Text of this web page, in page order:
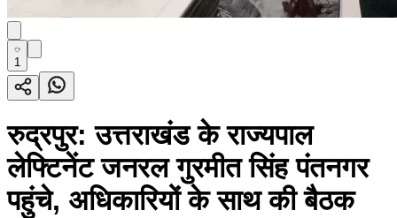
1
रुद्रपुर: उत्तराखंड के राज्यपाल
लेफ्टिनेंट जनरल गुरमीत सिंह पंतनगर
पहुंचे, अधिकारियों के साथ की बैठक